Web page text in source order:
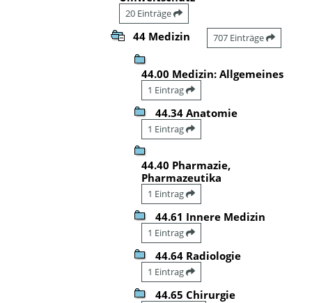
20 Einträge
44 Medizin 707 Einträge
44.00 Medizin: Allgemeines
1 Eintrag
44.34 Anatomie
1 Eintrag
44.40 Pharmazie,
Pharmazeutika
1 Eintrag
44.61 Innere Medizin
1 Eintrag
44.64 Radiologie
1 Eintrag
44.65 Chirurgie